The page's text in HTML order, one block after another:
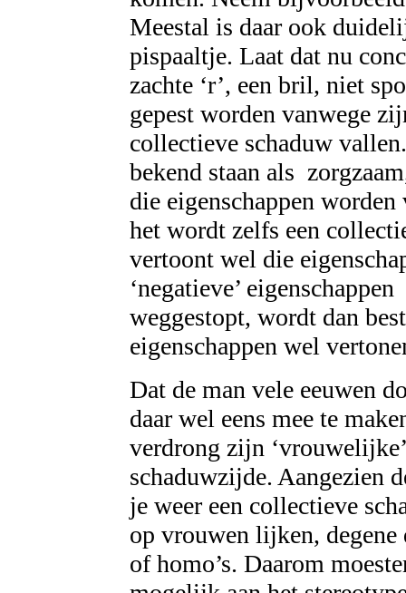
Meestal is daar ook
pispaaltje. Laat dat nu
zachte ‘r’, een bril, niet
gepest worden vanwege
collectieve schaduw
bekend staan als
die eigenschappen
het wordt zelfs een
vertoont wel die
‘negatieve’ eigenschappen
weggestopt, wordt dan
eigenschappen wel
Dat de man vele eeuwen
daar wel eens mee te
verdrong zijn
schaduwzijde. Aangezien
je weer een collectieve
op vrouwen lijken, degene
of homo’s. Daarom